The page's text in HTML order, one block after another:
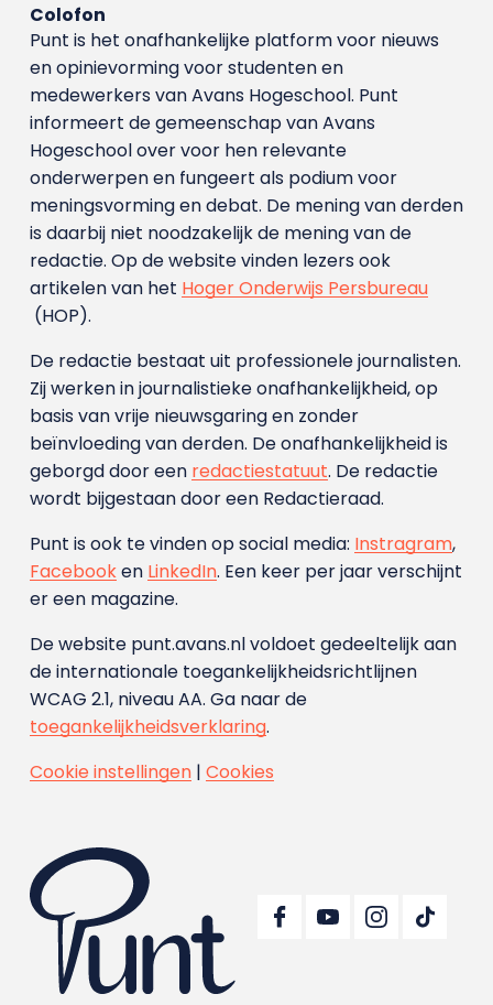
Colofon
Punt is het onafhankelijke platform voor nieuws
en opinievorming voor studenten en
medewerkers van Avans Hoge­school. Punt
informeert de gemeenschap van Avans
Hogeschool over voor hen relevante
onderwerpen en fungeert als podium voor
meningsvorming en debat. De mening van derden
is daarbij niet noodzakelijk de mening van de
redactie. Op de website vinden lezers ook
artikelen van het Hoger Onderwijs Persbureau
(HOP).
De redactie bestaat uit professionele journalisten.
Zij werken in journalistieke onafhankelijkheid, op
basis van vrije nieuwsgaring en zonder
beïnvloeding van derden. De onafhankelijkheid is
geborgd door een redactiestatuut. De redactie
wordt bijgestaan door een Redactieraad.
Punt is ook te vinden op social media: Instragram,
Facebooken LinkedIn. Een keer per jaar verschijnt
er een magazine.
De website punt.avans.nl voldoet gedeeltelijk aan
de internationale toegankelijkheidsrichtlijnen
WCAG 2.1, niveau AA. Ga naar de
toegankelijkheidsverklaring.
Cookie instellingen| Cookies